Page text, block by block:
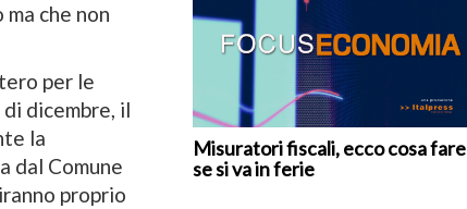
che non
per le
dicembre, il
la
dal Comune
proprio
Misuratori fiscali, ecco cosa fare
se si va in ferie